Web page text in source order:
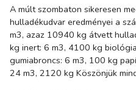
A múlt szombaton sikeresen
hulladékudvar eredményei a
m3, azaz 10940 kg átvett hulladék. Ebből:
kg inert: 6 m3, 4100 kg
gumiabroncs: 6 m3, 100 kg
24 m3, 2120 kg Köszönjük minden érintettnek aki élt a